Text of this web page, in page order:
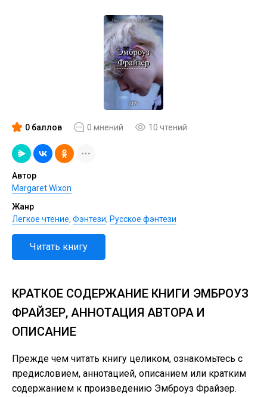
0 баллов 0 мнений 10 чтений
Автор
Margaret Wixon
Жанр
Легкое чтение, Фэнтези, Русское фэнтези
Читать книгу
КРАТКОЕ СОДЕРЖАНИЕ КНИГИ ЭМБРОУЗ
ФРАЙЗЕР, АННОТАЦИЯ АВТОРА И
ОПИСАНИЕ
Прежде чем читать книгу целиком, ознакомьтесь с
предисловием, аннотацией, описанием или кратким
содержанием к произведению Эмброуз Фрайзер.